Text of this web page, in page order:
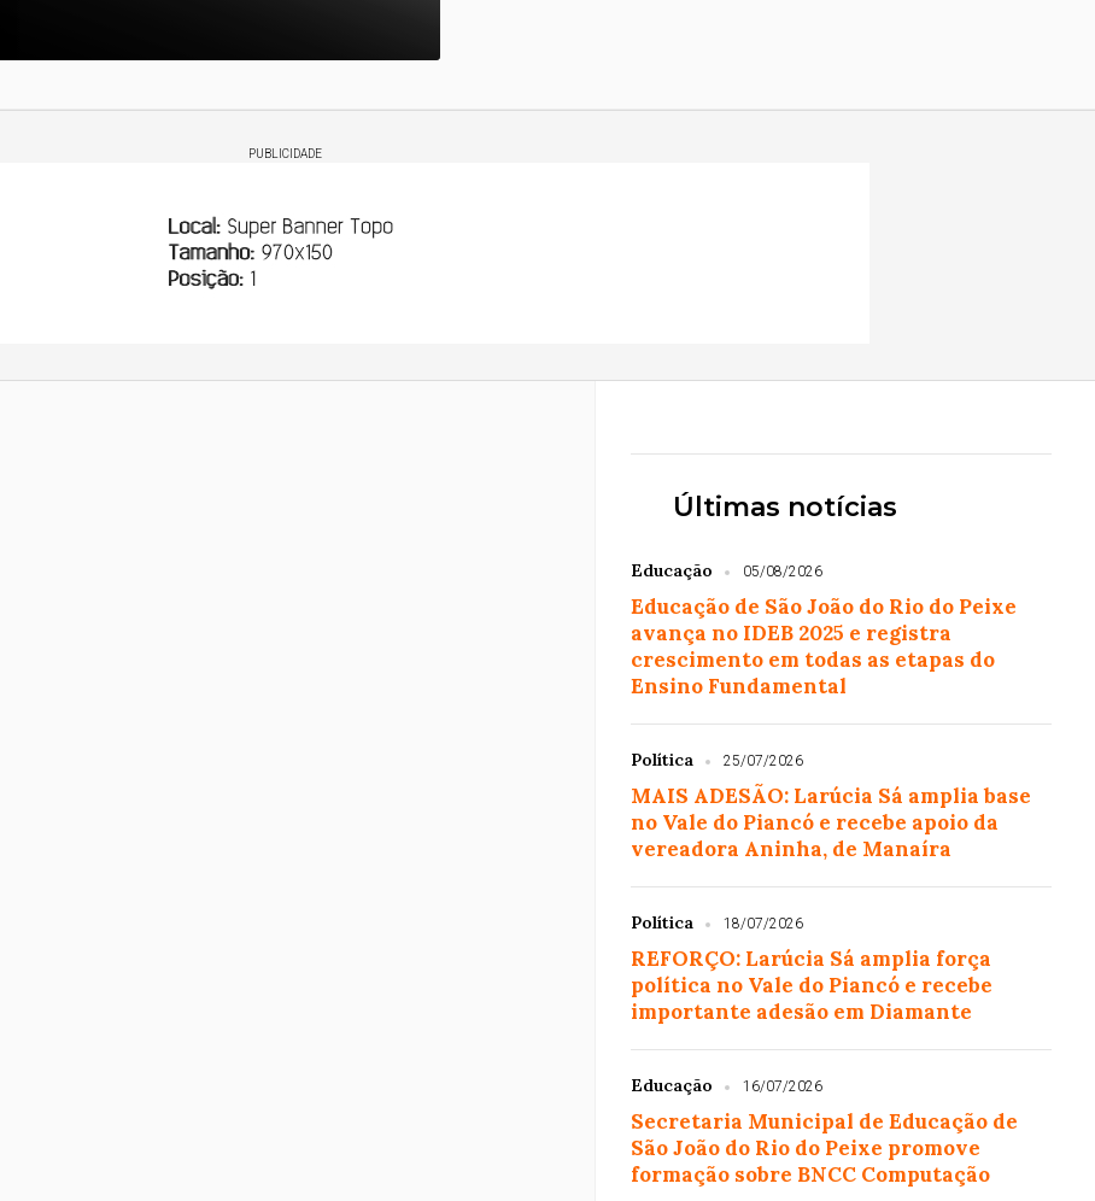
PUBLICIDADE
Últimas notícias
Educação 05/08/2026
Educação de São João do Rio do Peixe
avança no IDEB 2025 e registra
crescimento em todas as etapas do
Ensino Fundamental
Política 25/07/2026
MAIS ADESÃO: Larúcia Sá amplia base
no Vale do Piancó e recebe apoio da
vereadora Aninha, de Manaíra
Política 18/07/2026
REFORÇO: Larúcia Sá amplia força
política no Vale do Piancó e recebe
importante adesão em Diamante
Educação 16/07/2026
Secretaria Municipal de Educação de
São João do Rio do Peixe promove
formação sobre BNCC Computação